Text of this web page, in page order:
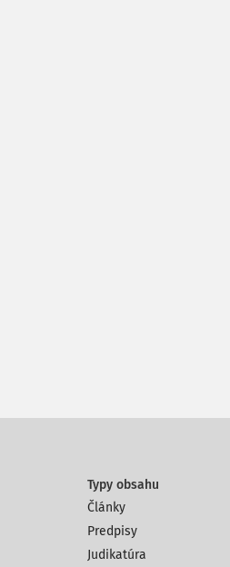
Typy obsahu
Články
Predpisy
Judikatúra